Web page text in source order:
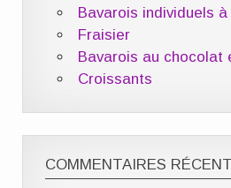
Bavarois individuels à
Fraisier
Bavarois au chocolat
Croissants
COMMENTAIRES